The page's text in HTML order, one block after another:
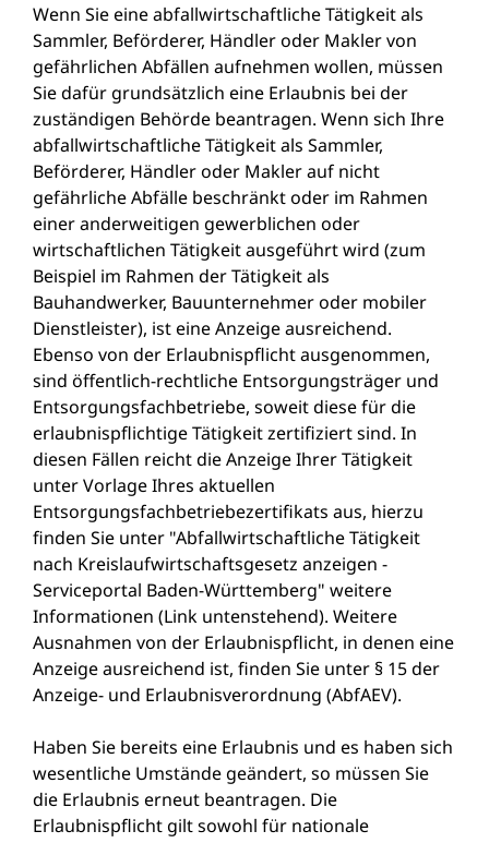
Wenn Sie eine abfallwirtschaftliche Tätigkeit als
Sammler, Beförderer, Händler oder Makler von
gefährlichen Abfällen aufnehmen wollen, müssen
Sie dafür grundsätzlich eine Erlaubnis bei der
zuständigen Behörde beantragen. Wenn sich Ihre
abfallwirtschaftliche Tätigkeit als Sammler,
Beförderer, Händler oder Makler auf nicht
gefährliche Abfälle beschränkt oder im Rahmen
einer anderweitigen gewerblichen oder
wirtschaftlichen Tätigkeit ausgeführt wird (zum
Beispiel im Rahmen der Tätigkeit als
Bauhandwerker, Bauunternehmer oder mobiler
Dienstleister), ist eine Anzeige ausreichend.
Ebenso von der Erlaubnispflicht ausgenommen,
sind öffentlich-rechtliche Entsorgungsträger und
Entsorgungsfachbetriebe, soweit diese für die
erlaubnispflichtige Tätigkeit zertifiziert sind. In
diesen Fällen reicht die Anzeige Ihrer Tätigkeit
unter Vorlage Ihres aktuellen
Entsorgungsfachbetriebezertifikats aus, hierzu
finden Sie unter "Abfallwirtschaftliche Tätigkeit
nach Kreislaufwirtschaftsgesetz anzeigen -
Serviceportal Baden-Württemberg" weitere
Informationen (Link untenstehend). Weitere
Ausnahmen von der Erlaubnispflicht, in denen eine
Anzeige ausreichend ist, finden Sie unter § 15 der
Anzeige- und Erlaubnisverordnung (AbfAEV).
Haben Sie bereits eine Erlaubnis und es haben sich
wesentliche Umstände geändert, so müssen Sie
die Erlaubnis erneut beantragen. Die
Erlaubnispflicht gilt sowohl für nationale